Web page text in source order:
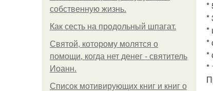
собственную жизнь.
Как сесть на продольный шпагат.
Святой, которому молятся о
помощи, когда нет денег - святитель
Иоанн.
Список мотивирующих книг и книг о
*
*
*
*
*
*